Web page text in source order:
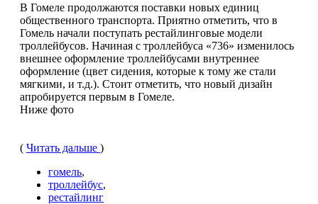
В Гомеле продолжаются поставки новых единиц
общественного транспорта. Приятно отметить, что в
Гомель начали поступать рестайлинговые модели
троллейбусов. Начиная с троллейбуса «736» изменилось
внешнее оформление троллейбусами внутреннее
оформление (цвет сидения, которые к тому же стали
мягкими, и т.д.). Стоит отметить, что новый дизайн
апробируется первым в Гомеле.
Ниже фото
( Читать дальше )
гомель,
троллейбус,
рестайлинг